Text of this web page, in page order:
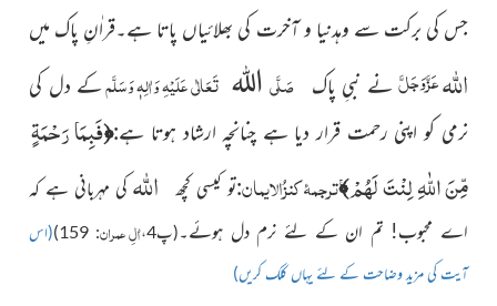
جس کی برکت سے وہدنیا و آخرت کی بھلائیاں پاتا ہے۔قراٰنِ پاک میں
اللہعَزَّوَجَلَّ نے نبیِ پاکصَلَّی اللہ تَعَالٰی عَلَیْہِ وَاٰلِہٖ وَسَلَّمکے دل کی
نرمی کو اپنی رحمت قرار دیا ہے چنانچہ ارشاد ہوتا ہے:﴿فَبِمَا رَحْمَةٍ
مِّنَ اللّٰهِ لِنْتَ لَهُمْۚ﴾ترجمۂ کنزُالایمان:تو کیسی کچھ اللہ کی مہربانی ہے کہ
اے محبوب! تم ان کے لئے نرم دل ہوئے۔(پ4، اٰلِ عمران: 159)
(اس
آیت کی مزید وضاحت کے لئے یہاں کلک کریں)